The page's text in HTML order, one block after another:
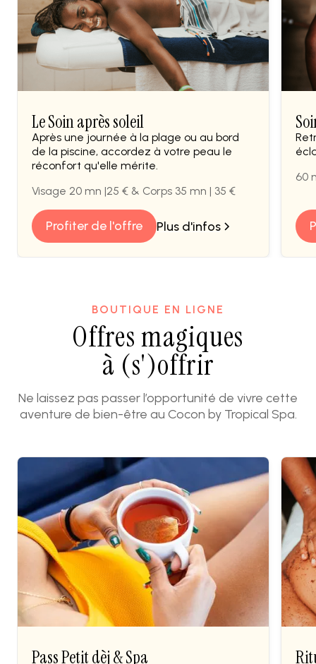
Le Soin après soleil
Après une journée à la plage ou au bord
de la piscine, accordez à votre peau le
réconfort qu'elle mérite.
Visage 20 mn |25 € & Corps 35 mn | 35 €
Profiter de l'offre Plus d'infos
60
BOUTIQUE EN LIGNE
Offres magiques
à (s')offrir
Ne laissez pas passer l’opportunité de vivre cette
aventure de bien-être au Cocon by Tropical Spa.
Pass Petit dèj & Spa